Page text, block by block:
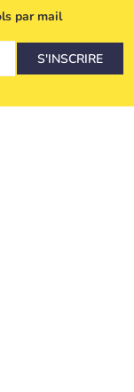
par mail
S'INSCRIRE